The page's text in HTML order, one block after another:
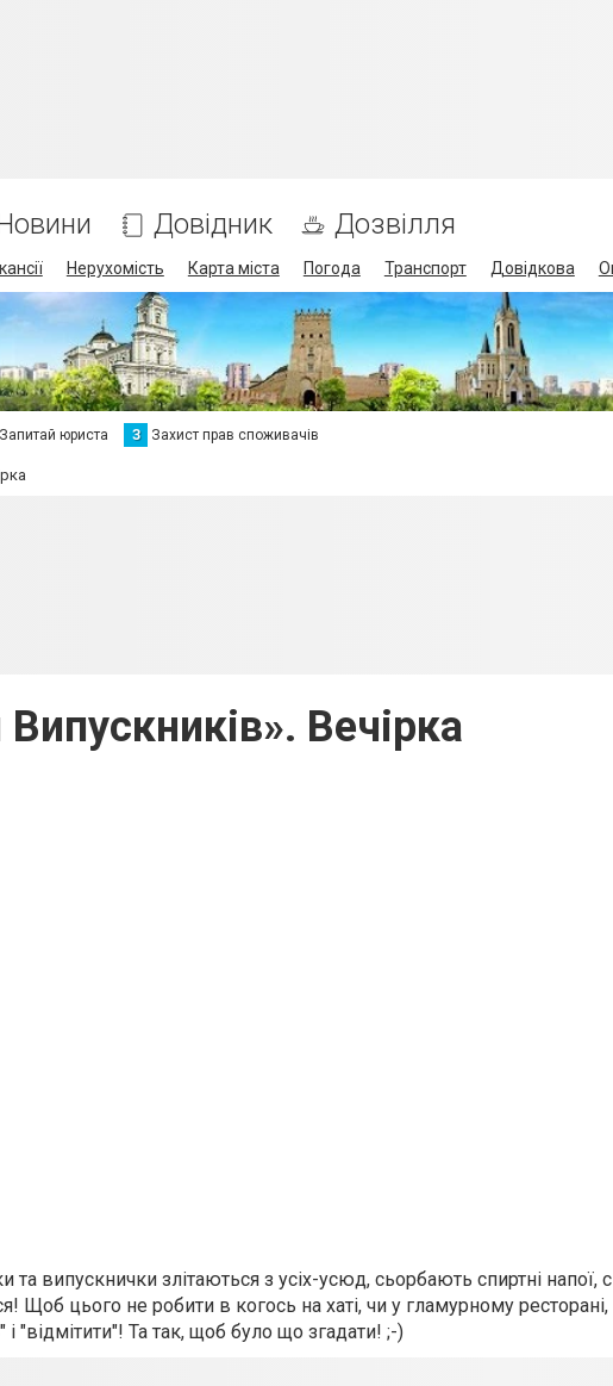
Довідник Дозвілля
Нерухомість Карта міста Погода Транспорт Довідкова
Запитай юриста З Захист прав споживачів
Випускників». Вечірка
випускнички злітаються з усіх-усюд, сьорбають спиртні напої,
Щоб цього не робити в когось на хаті, чи у гламурному
"відмітити"! Та так, щоб було що згадати! ;-)